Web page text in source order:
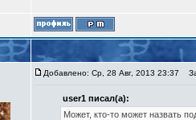
Добавлено: Ср, 28 Авг, 2013 23:37
user1 писал(а):
Может, кто-то может назвать